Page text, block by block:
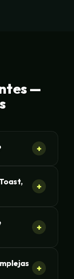
—
+
+
+
+